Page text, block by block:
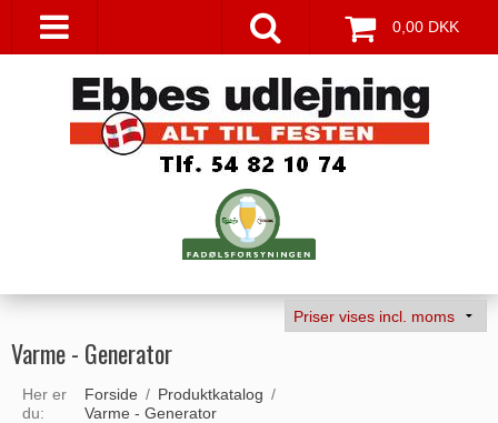
0,00 DKK
Varme - Generator
Her er
du:
Forside / Produktkatalog /
Varme - Generator